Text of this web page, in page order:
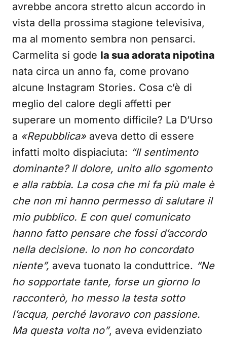
avrebbe ancora stretto alcun accordo in
vista della prossima stagione televisiva,
ma al momento sembra non pensarci.
Carmelita si gode la sua adorata nipotina
nata circa un anno fa, come provano
alcune Instagram Stories. Cosa c’è di
meglio del calore degli affetti per
superare un momento difficile? La D’Urso
a «Repubblica» aveva detto di essere
infatti molto dispiaciuta: “Il sentimento
dominante? Il dolore, unito allo sgomento
e alla rabbia. La cosa che mi fa più male è
che non mi hanno permesso di salutare il
mio pubblico. E con quel comunicato
hanno fatto pensare che fossi d’accordo
nella decisione. Io non ho concordato
niente”, aveva tuonato la conduttrice. “Ne
ho sopportate tante, forse un giorno lo
racconterò, ho messo la testa sotto
l’acqua, perché lavoravo con passione.
Ma questa volta no”, aveva evidenziato